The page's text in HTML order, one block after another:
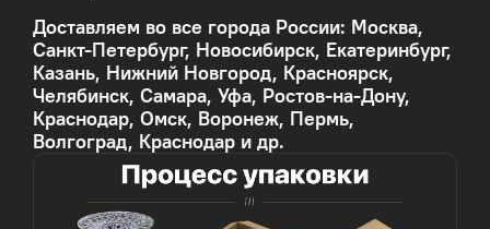
Доставляем во все города России: Москва,
Санкт-Петербург, Новосибирск, Екатеринбург,
Казань, Нижний Новгород, Красноярск,
Челябинск, Самара, Уфа, Ростов-на-Дону,
Краснодар, Омск, Воронеж, Пермь,
Волгоград, Краснодар и др.